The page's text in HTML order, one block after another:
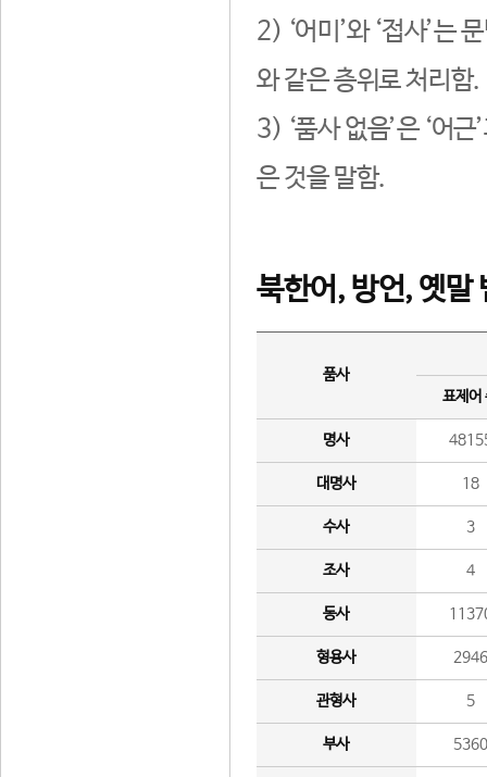
2) ‘어미’와 ‘접사’는
와 같은 층위로 처리함.
3) ‘품사 없음’은 ‘어
은 것을 말함.
북한어, 방언, 옛말
품사
표제어
명사
대명사 18
수사 3
조사 4
동사
형용사 2946
관형사 5
부사 5360